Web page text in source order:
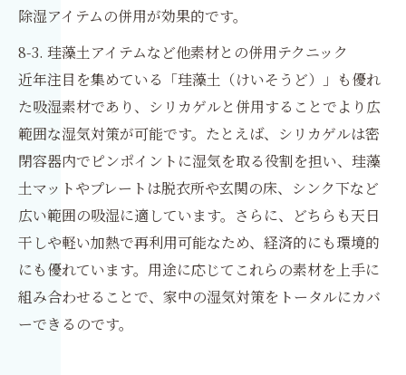
除湿アイテムの併用が効果的です。
8-3. 珪藻土アイテムなど他素材との併用テクニック
近年注目を集めている「珪藻土（けいそうど）」も優れ
た吸湿素材であり、シリカゲルと併用することでより広
範囲な湿気対策が可能です。たとえば、シリカゲルは密
閉容器内でピンポイントに湿気を取る役割を担い、珪藻
土マットやプレートは脱衣所や玄関の床、シンク下など
広い範囲の吸湿に適しています。さらに、どちらも天日
干しや軽い加熱で再利用可能なため、経済的にも環境的
にも優れています。用途に応じてこれらの素材を上手に
組み合わせることで、家中の湿気対策をトータルにカバ
ーできるのです。